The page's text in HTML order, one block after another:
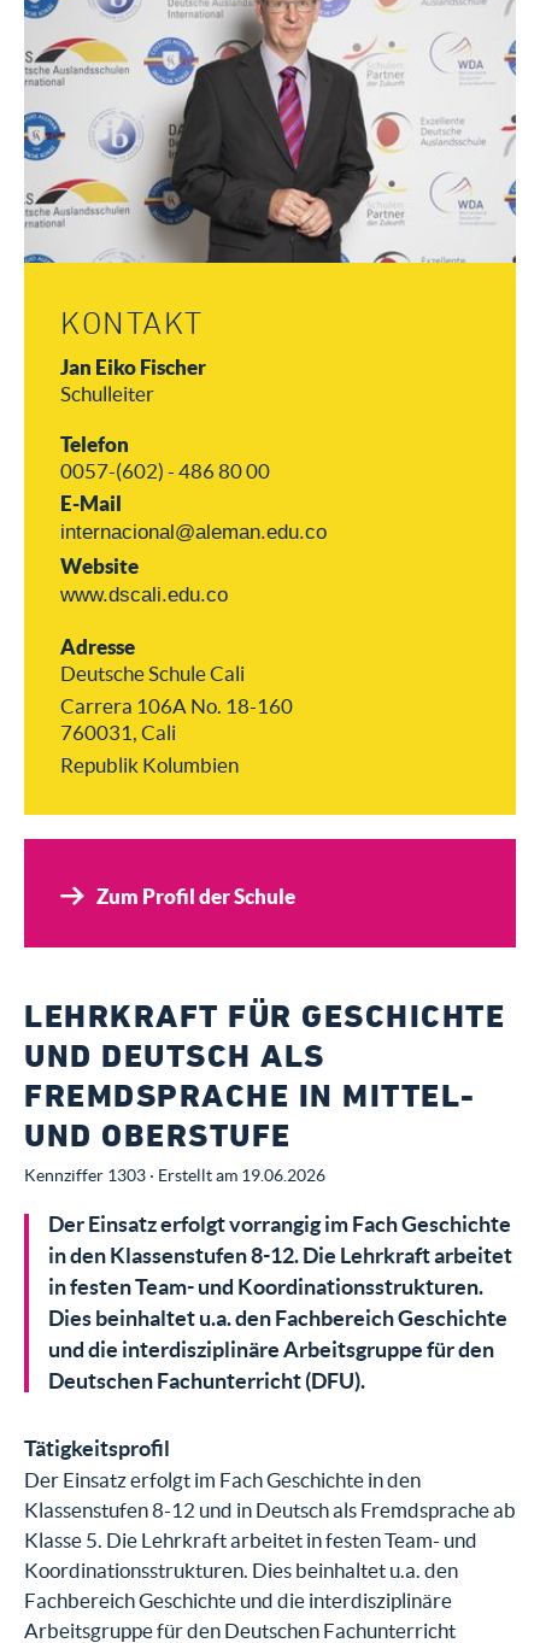
KONTAKT
Jan Eiko Fischer
Schulleiter
Telefon
0057-(602) - 486 80 00
E-Mail
internacional@aleman.edu.co
Website
www.dscali.edu.co
Adresse
Deutsche Schule Cali
Carrera 106A No. 18-160
760031, Cali
Republik Kolumbien
Zum Profil der Schule
LEHRKRAFT FÜR GESCHICHTE
UND DEUTSCH ALS
FREMDSPRACHE IN MITTEL-
UND OBERSTUFE
Kennziffer 1303 · Erstellt am 19.06.2026
Der Einsatz erfolgt vorrangig im Fach Geschichte
in den Klassenstufen 8-12. Die Lehrkraft arbeitet
in festen Team- und Koordinationsstrukturen.
Dies beinhaltet u.a. den Fachbereich Geschichte
und die interdisziplinäre Arbeitsgruppe für den
Deutschen Fachunterricht (DFU).
Tätigkeitsprofil
Der Einsatz erfolgt im Fach Geschichte in den
Klassenstufen 8-12 und in Deutsch als Fremdsprache ab
Klasse 5. Die Lehrkraft arbeitet in festen Team- und
Koordinationsstrukturen. Dies beinhaltet u.a. den
Fachbereich Geschichte und die interdisziplinäre
Arbeitsgruppe für den Deutschen Fachunterricht